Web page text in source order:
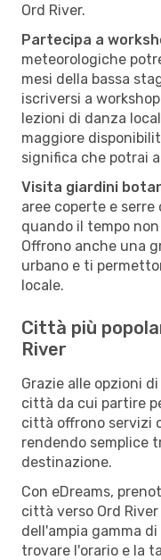
Ord River.
Partecipa a
meteorologiche
mesi della bassa
iscriversi a
lezioni di danza
maggiore
significa che potrai
Visita giardini
aree coperte e
quando il tempo
Offrono anche una
urbano e ti
locale.
Città più
River
Grazie alle opzioni
città da cui partire
città offrono servizi
rendendo semplice
destinazione.
Con eDreams,
città verso Ord
dell'ampia gamma
trovare l'orario e la